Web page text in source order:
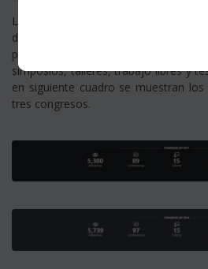
La realización anual del Congreso
de profesores nacionales y
principales temas de salud, se
simposios, talleres, trabajo libres y
en siguiente cuadro se muestran
tres congresos.